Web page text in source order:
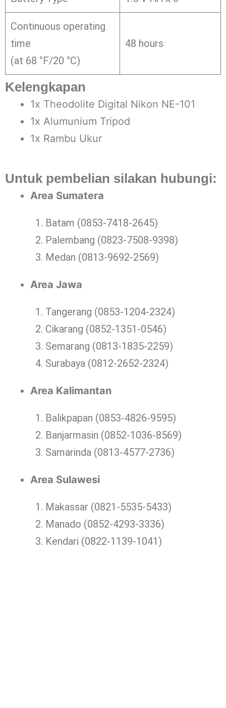
Continuous operating
time
(at 68 °F/20 °C)
48 hours
Kelengkapan
1x Theodolite Digital Nikon NE-101
1x Alumunium Tripod
1x Rambu Ukur
Untuk pembelian silakan hubungi:
Area Sumatera
Batam (0853-7418-2645)
Palembang (0823-7508-9398)
Medan (0813-9692-2569)
Area Jawa
Tangerang (0853-1204-2324)
Cikarang (0852-1351-0546)
Semarang (0813-1835-2259)
Surabaya (0812-2652-2324)
Area Kalimantan
Balikpapan (0853-4826-9595)
Banjarmasin (0852-1036-8569)
Samarinda (0813-4577-2736)
Area Sulawesi
Makassar (0821-5535-5433)
Manado (0852-4293-3336)
Kendari (0822-1139-1041)